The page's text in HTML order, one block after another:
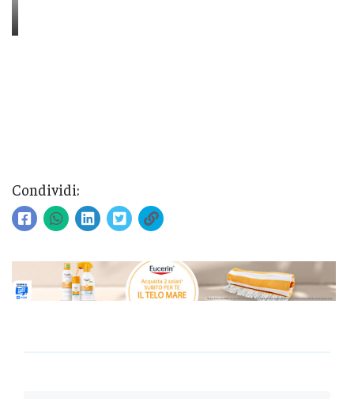
Condividi: